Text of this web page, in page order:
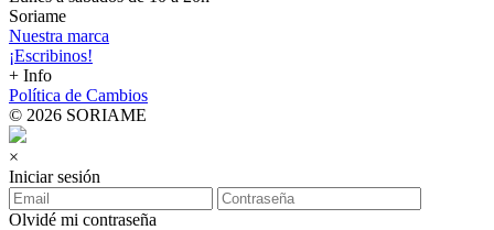
Soriame
Nuestra marca
¡Escribinos!
+ Info
Política de Cambios
© 2026 SORIAME
×
Iniciar sesión
Olvidé mi contraseña